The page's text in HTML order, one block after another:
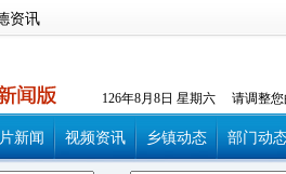
资讯
126年8月8日 星期六 请调整您
新闻 视频资讯 乡镇动态 部门动